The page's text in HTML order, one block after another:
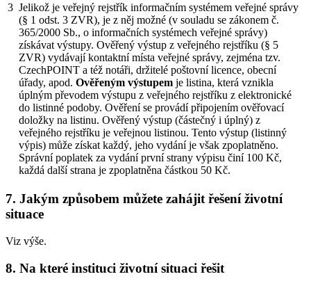
3 Jelikož je veřejný rejstřík informačním systémem veřejné správy
(§ 1 odst. 3 ZVR), je z něj možné (v souladu se zákonem č.
365/2000 Sb., o informačních systémech veřejné správy)
získávat výstupy. Ověřený výstup z veřejného rejstříku (§ 5
ZVR) vydávají kontaktní místa veřejné správy, zejména tzv.
CzechPOINT a též notáři, držitelé poštovní licence, obecní
úřady, apod. Ověřeným výstupem je listina, která vznikla
úplným převodem výstupu z veřejného rejstříku z elektronické
do listinné podoby. Ověření se provádí připojením ověřovací
doložky na listinu. Ověřený výstup (částečný i úplný) z
veřejného rejstříku je veřejnou listinou. Tento výstup (listinný
výpis) může získat každý, jeho vydání je však zpoplatněno.
Správní poplatek za vydání první strany výpisu činí 100 Kč,
každá další strana je zpoplatněna částkou 50 Kč.
7. Jakým způsobem můžete zahájit řešení životní
situace
Viz výše.
8. Na které instituci životní situaci řešit